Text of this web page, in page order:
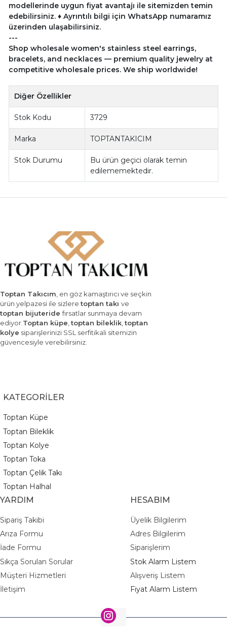
modellerinde uygun fiyat avantajı ile sitemizden temin
edebilirsiniz. ♦ Ayrıntılı bilgi için WhatsApp numaramız
üzerinden ulaşabilirsiniz.
---
Shop wholesale women's stainless steel earrings,
bracelets, and necklaces — premium quality jewelry at
competitive wholesale prices. We ship worldwide!
Diğer Özellikler
Stok Kodu 3729
Marka TOPTANTAKICIM
Stok Durumu
Bu ürün geçici olarak temin
edilememektedir.
Toptan Takıcım, en göz kamaştırıcı ve seçkin
ürün yelpazesi ile sizleretoptan takı ve
toptan bijuteridefırsatlar sunmaya devam
ediyor.Toptan küpe,toptan bileklik,toptan
kolye siparişlerinizi SSL serfitikali sitemizin
güvencesiyle verebilirsiniz.
KATEGORİLER
Toptan Küpe
Toptan Bileklik
Toptan Kolye
Toptan Toka
Toptan Çelik Takı
Toptan Halhal
YARDIM
Sipariş Takibi
Arıza Formu
İade Formu
Sıkça Sorulan Sorular
Müşteri Hizmetleri
İletişim
HESABIM
Üyelik Bilgilerim
Adres Bilgilerim
Siparişlerim
Stok Alarm Listem
Alışveriş Listem
Fiyat Alarm Listem